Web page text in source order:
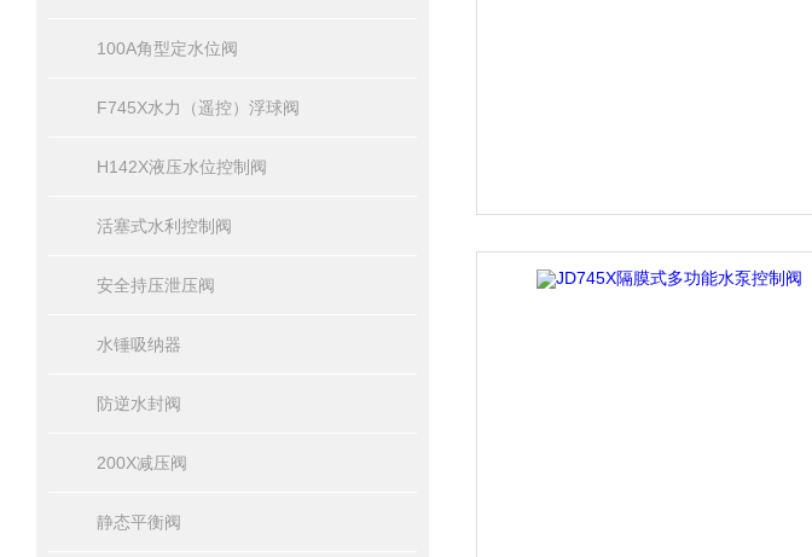
100A角型定水位阀
F745X水力（遥控）浮球阀
H142X液压水位控制阀
活塞式水利控制阀
安全持压泄压阀
水锤吸纳器
防逆水封阀
200X减压阀
静态平衡阀